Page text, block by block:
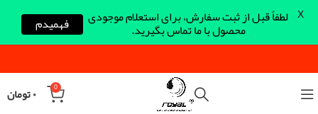
0 ۰تومان
لطفاً قبل از ثبت سفارش، برای استعلام موجودی
محصول با ما تماس بگیرید. فهمیدم X